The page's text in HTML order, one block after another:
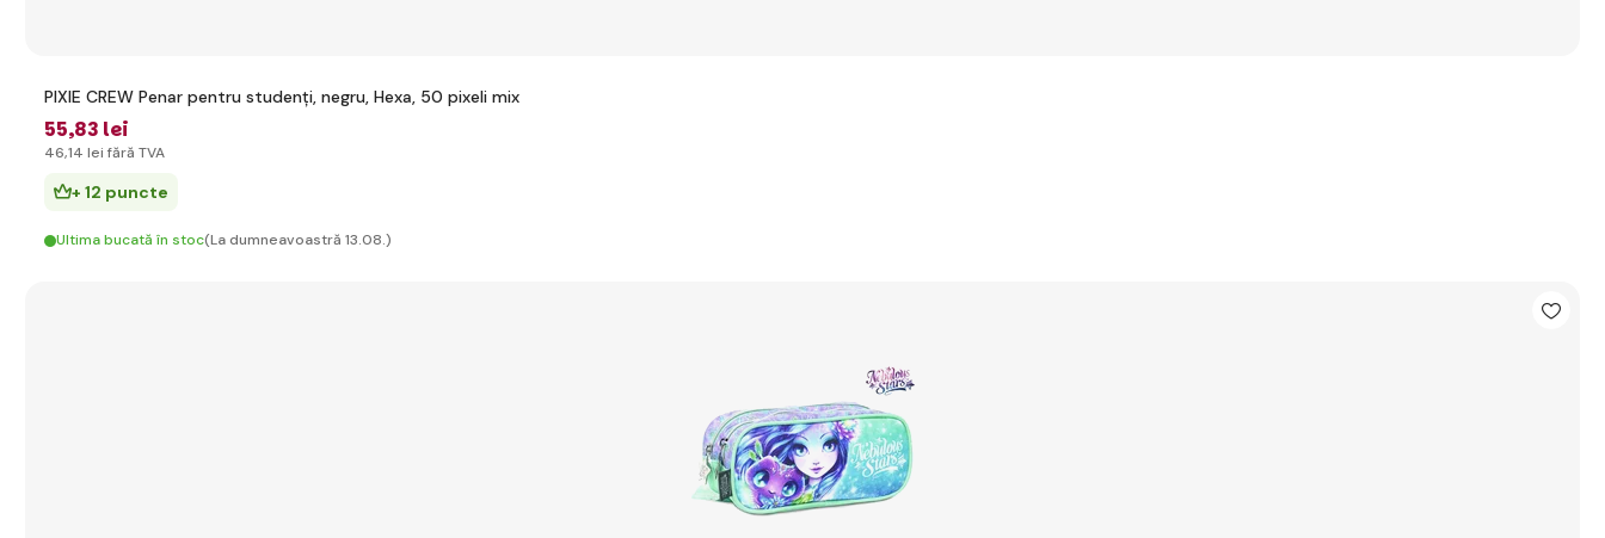
PIXIE CREW Penar pentru studenți, negru, Hexa, 50 pixeli mix
55,83 lei
46,14 lei fără TVA
+ 12 puncte
Ultima bucată în stoc(La dumneavoastră 13.08.)